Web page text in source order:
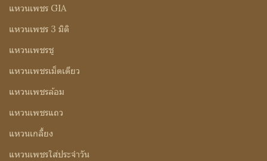
แหวนเพชร GIA
แหวนเพชร 3 มิติ
แหวนเพชรชู
แหวนเพชรเม็ดเดียว
แหวนเพชรล้อม
แหวนเพชรแถว
แหวนเกลี้ยง
แหวนเพชรใส่ประจำวัน